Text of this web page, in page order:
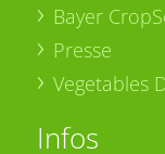
Bayer
Presse
Vegetables
Infos